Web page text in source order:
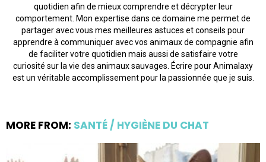
quotidien afin de mieux comprendre et décrypter leur
comportement. Mon expertise dans ce domaine me permet de
partager avec vous mes meilleures astuces et conseils pour
apprendre à communiquer avec vos animaux de compagnie afin
de faciliter votre quotidien mais aussi de satisfaire votre
curiosité sur la vie des animaux sauvages. Écrire pour Animalaxy
est un véritable accomplissement pour la passionnée que je suis.
MORE FROM: SANTÉ / HYGIÈNE DU CHAT